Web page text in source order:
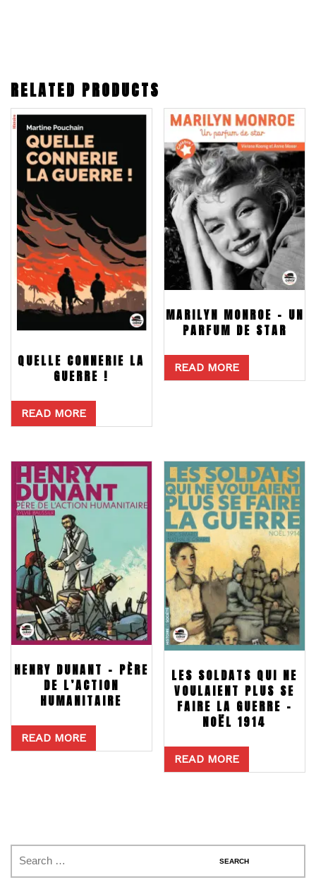
RELATED PRODUCTS
QUELLE CONNERIE LA
GUERRE !
READ MORE
MARILYN MONROE – UN
PARFUM DE STAR
READ MORE
HENRY DUNANT – PÈRE
DE L’ACTION
HUMANITAIRE
READ MORE
LES SOLDATS QUI NE
VOULAIENT PLUS SE
FAIRE LA GUERRE –
NOËL 1914
READ MORE